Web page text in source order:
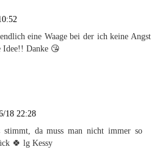
eine Waage bei der ich keine Angst
Idee!! Danke 😘
18 22:28
stimmt, da muss man nicht immer so
🍀 lg Kessy